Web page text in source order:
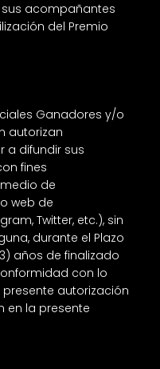
acompañantes
del Premio
Ganadores y/o
autorizan
a difundir sus
fines
de
web de
Twitter, etc.), sin
durante el Plazo
años de finalizado
con lo
presente autorización
en la presente